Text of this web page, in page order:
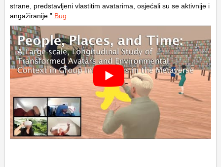
strane, predstavljeni vlastitim avatarima, osjećali su se aktivnije i
angažiranije.” Bug